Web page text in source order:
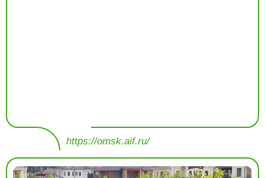
https://omsk.aif.ru/